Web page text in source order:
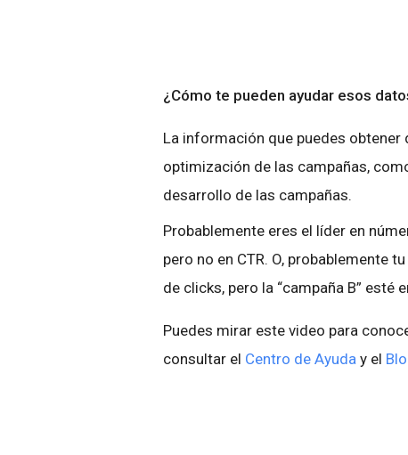
¿Cómo te pueden ayudar esos
La información que puedes
optimización de las campañas,
desarrollo de las campañas.
Probablemente eres el líder en
pero no en CTR. O, probablemente
de clicks, pero la “campaña B”
Puedes mirar este video para
consultar el Centro de Ayuda y el